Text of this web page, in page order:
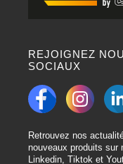
REJOIGNEZ
SOCIAUX
Retrouvez nos
nouveaux produits sur
Linkedin, Tiktok et